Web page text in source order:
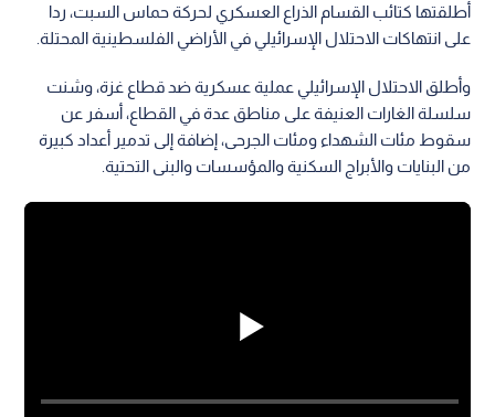
أطلقتها كتائب القسام الذراع العسكري لحركة حماس السبت، ردا
على انتهاكات الاحتلال الإسرائيلي في الأراضي الفلسطينية المحتلة.
وأطلق الاحتلال الإسرائيلي عملية عسكرية ضد قطاع غزة، وشنت
سلسلة الغارات العنيفة على مناطق عدة في القطاع، أسفر عن
سقوط مئات الشهداء ومئات الجرحى، إضافة إلى تدمير أعداد كبيرة
من البنايات والأبراج السكنية والمؤسسات والبنى التحتية.